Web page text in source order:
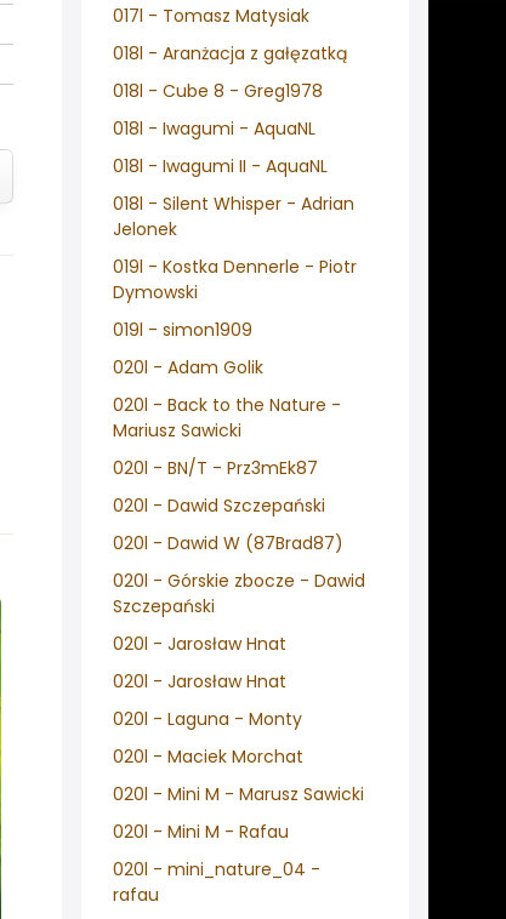
017l - Tomasz Matysiak
018l - Aranżacja z gałęzatką
018l - Cube 8 - Greg1978
018l - Iwagumi - AquaNL
018l - Iwagumi II - AquaNL
018l - Silent Whisper - Adrian
Jelonek
019l - Kostka Dennerle - Piotr
Dymowski
019l - simon1909
020l - Adam Golik
020l - Back to the Nature -
Mariusz Sawicki
020l - BN/T - Prz3mEk87
020l - Dawid Szczepański
020l - Dawid W (87Brad87)
020l - Górskie zbocze - Dawid
Szczepański
020l - Jarosław Hnat
020l - Jarosław Hnat
020l - Laguna - Monty
020l - Maciek Morchat
020l - Mini M - Marusz Sawicki
020l - Mini M - Rafau
020l - mini_nature_04 -
rafau